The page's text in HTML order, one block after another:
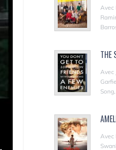
Avec
THE
Avec
Avec